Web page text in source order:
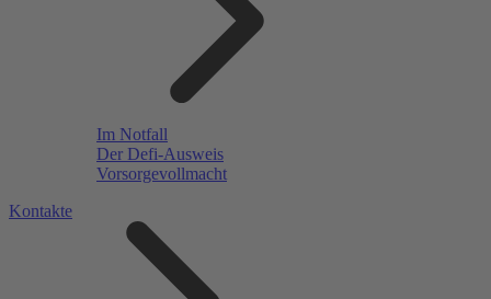
Im Notfall
Der Defi-Ausweis
Vorsorgevollmacht
Kontakte